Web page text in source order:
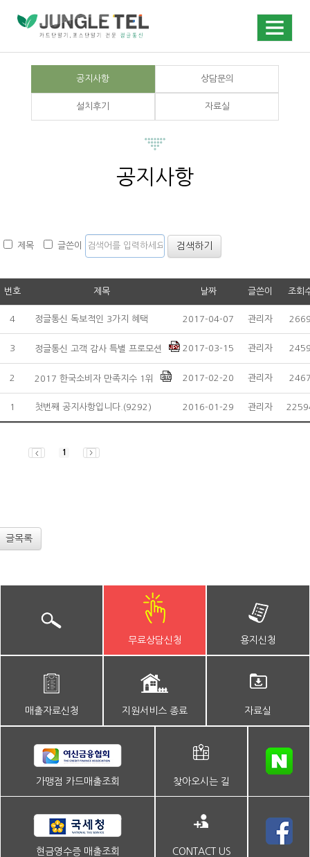
공지사항 상담문의
설치후기 자료실
공지사항
제목 글쓴이 검색하기
번호 제목 날짜 글쓴이 조회
4 정글통신 독보적인 3가지 혜택 2017-04-07 관리자
3 정글통신 고객 감사 특별 프로모션 2017-03-15 관리자
2 2017 한국소비자 만족지수 1위 2017-02-20 관리자
1 첫번째 공지사항입니다. (9292) 2016-01-29 관리자
1
글목록
무료상담신청 용지신청
매출자료신청 지원서비스 종료 자료실
가맹점 카드매출조회 찾아오시는 길
현금영수증 매출조회 CONTACT US